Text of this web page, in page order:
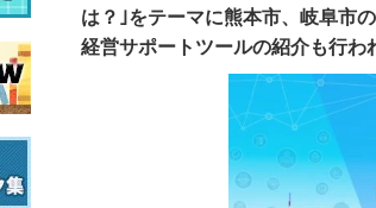
は？｣をテーマに熊本市、岐阜市
経営サポートツールの紹介も行わ